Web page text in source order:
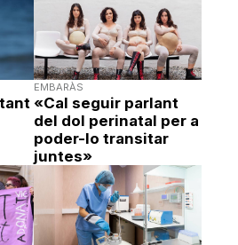
EMBARÀS
«Cal seguir parlant
del dol perinatal per a
poder-lo transitar
juntes»